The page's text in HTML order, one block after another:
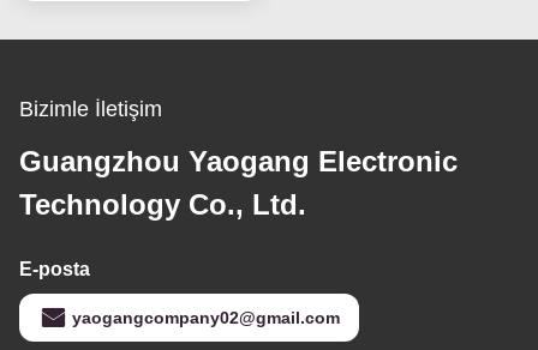
Bizimle İletişim
Guangzhou Yaogang Electronic
Technology Co., Ltd.
E-posta
yaogangcompany02@gmail.com